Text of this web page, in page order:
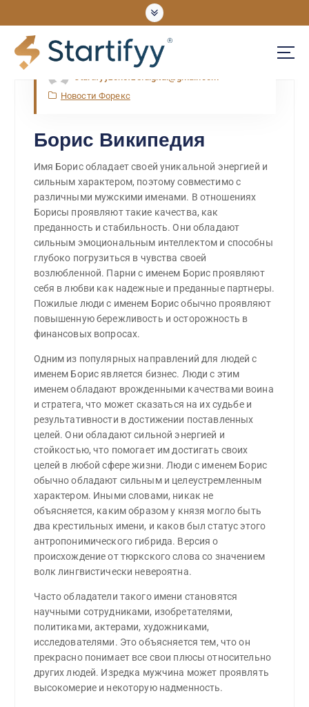
UNLOCKING OPPORTUNITIES
Apr, Wed, 2022
Новости Форекс
Борис Википедия
Имя Борис обладает своей уникальной энергией и
сильным характером, поэтому совместимо с
различными мужскими именами. В отношениях
Борисы проявляют такие качества, как
преданность и стабильность. Они обладают
сильным эмоциональным интеллектом и способны
глубоко погрузиться в чувства своей
возлюбленной. Парни с именем Борис проявляют
себя в любви как надежные и преданные партнеры.
Пожилые люди с именем Борис обычно проявляют
повышенную бережливость и осторожность в
финансовых вопросах.
Одним из популярных направлений для людей с
именем Борис является бизнес. Люди с этим
именем обладают врожденными качествами воина
и стратега, что может сказаться на их судьбе и
результативности в достижении поставленных
целей. Они обладают сильной энергией и
стойкостью, что помогает им достигать своих
целей в любой сфере жизни. Люди с именем Борис
обычно обладают сильным и целеустремленным
характером. Иными словами, никак не
объясняется, каким образом у князя могло быть
два крестильных имени, и каков был статус этого
антропонимического гибрида. Версия о
происхождение от тюркского слова со значением
волк лингвистически невероятна.
Часто обладатели такого имени становятся
научными сотрудниками, изобретателями,
политиками, актерами, художниками,
исследователями. Это объясняется тем, что он
прекрасно понимает все свои плюсы относительно
других людей. Изредка мужчина может проявлять
высокомерие и некоторую надменность.